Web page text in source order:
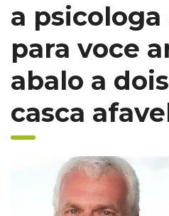
a psicologa
para voce
abalo a
casca